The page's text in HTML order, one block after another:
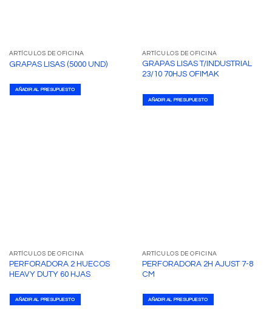
ARTÍCULOS DE OFICINA
GRAPAS LISAS (5000 UND)
AÑADIR AL PRESUPUESTO
ARTÍCULOS DE OFICINA
GRAPAS LISAS T/INDUSTRIAL
23/10 70HJS OFIMAK
AÑADIR AL PRESUPUESTO
ARTÍCULOS DE OFICINA
PERFORADORA 2 HUECOS
HEAVY DUTY 60 HJAS
AÑADIR AL PRESUPUESTO
ARTÍCULOS DE OFICINA
PERFORADORA 2H AJUST 7-8
CM
AÑADIR AL PRESUPUESTO